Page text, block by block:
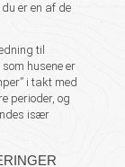
er en af de
til
husene er
i takt med
perioder, og
især